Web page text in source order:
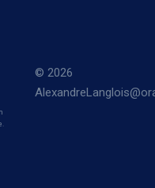
© 2026